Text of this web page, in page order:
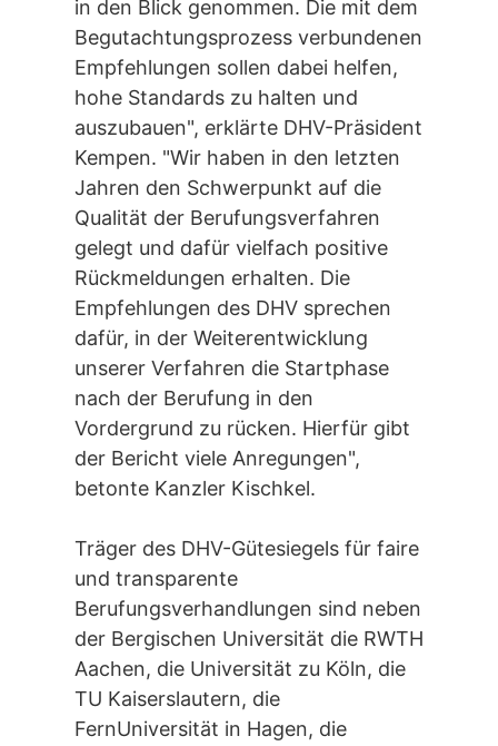
in den Blick genommen. Die mit dem
Begutachtungsprozess verbundenen
Empfehlungen sollen dabei helfen,
hohe Standards zu halten und
auszubauen", erklärte DHV-Präsident
Kempen. "Wir haben in den letzten
Jahren den Schwerpunkt auf die
Qualität der Berufungsverfahren
gelegt und dafür vielfach positive
Rückmeldungen erhalten. Die
Empfehlungen des DHV sprechen
dafür, in der Weiterentwicklung
unserer Verfahren die Startphase
nach der Berufung in den
Vordergrund zu rücken. Hierfür gibt
der Bericht viele Anregungen",
betonte Kanzler Kischkel.
Träger des DHV-Gütesiegels für faire
und transparente
Berufungsverhandlungen sind neben
der Bergischen Universität die RWTH
Aachen, die Universität zu Köln, die
TU Kaiserslautern, die
FernUniversität in Hagen, die